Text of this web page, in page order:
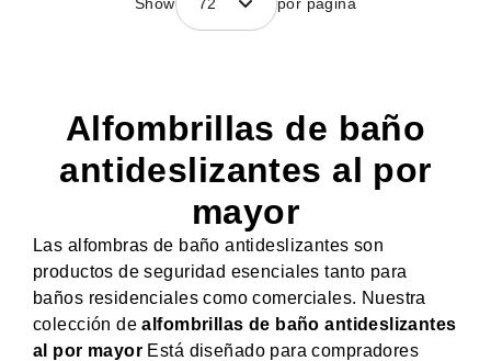
Alfombrillas de baño
antideslizantes al por
mayor
Las alfombras de baño antideslizantes son
productos de seguridad esenciales tanto para
baños residenciales como comerciales. Nuestra
colección dealfombrillas de baño antideslizantes
al por mayor Está diseñado para compradores